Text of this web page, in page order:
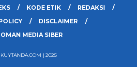
KODE ETIK
REDAKSI
DISCLAIMER
MEDIA SIBER
KUYTANDA.COM | 2025